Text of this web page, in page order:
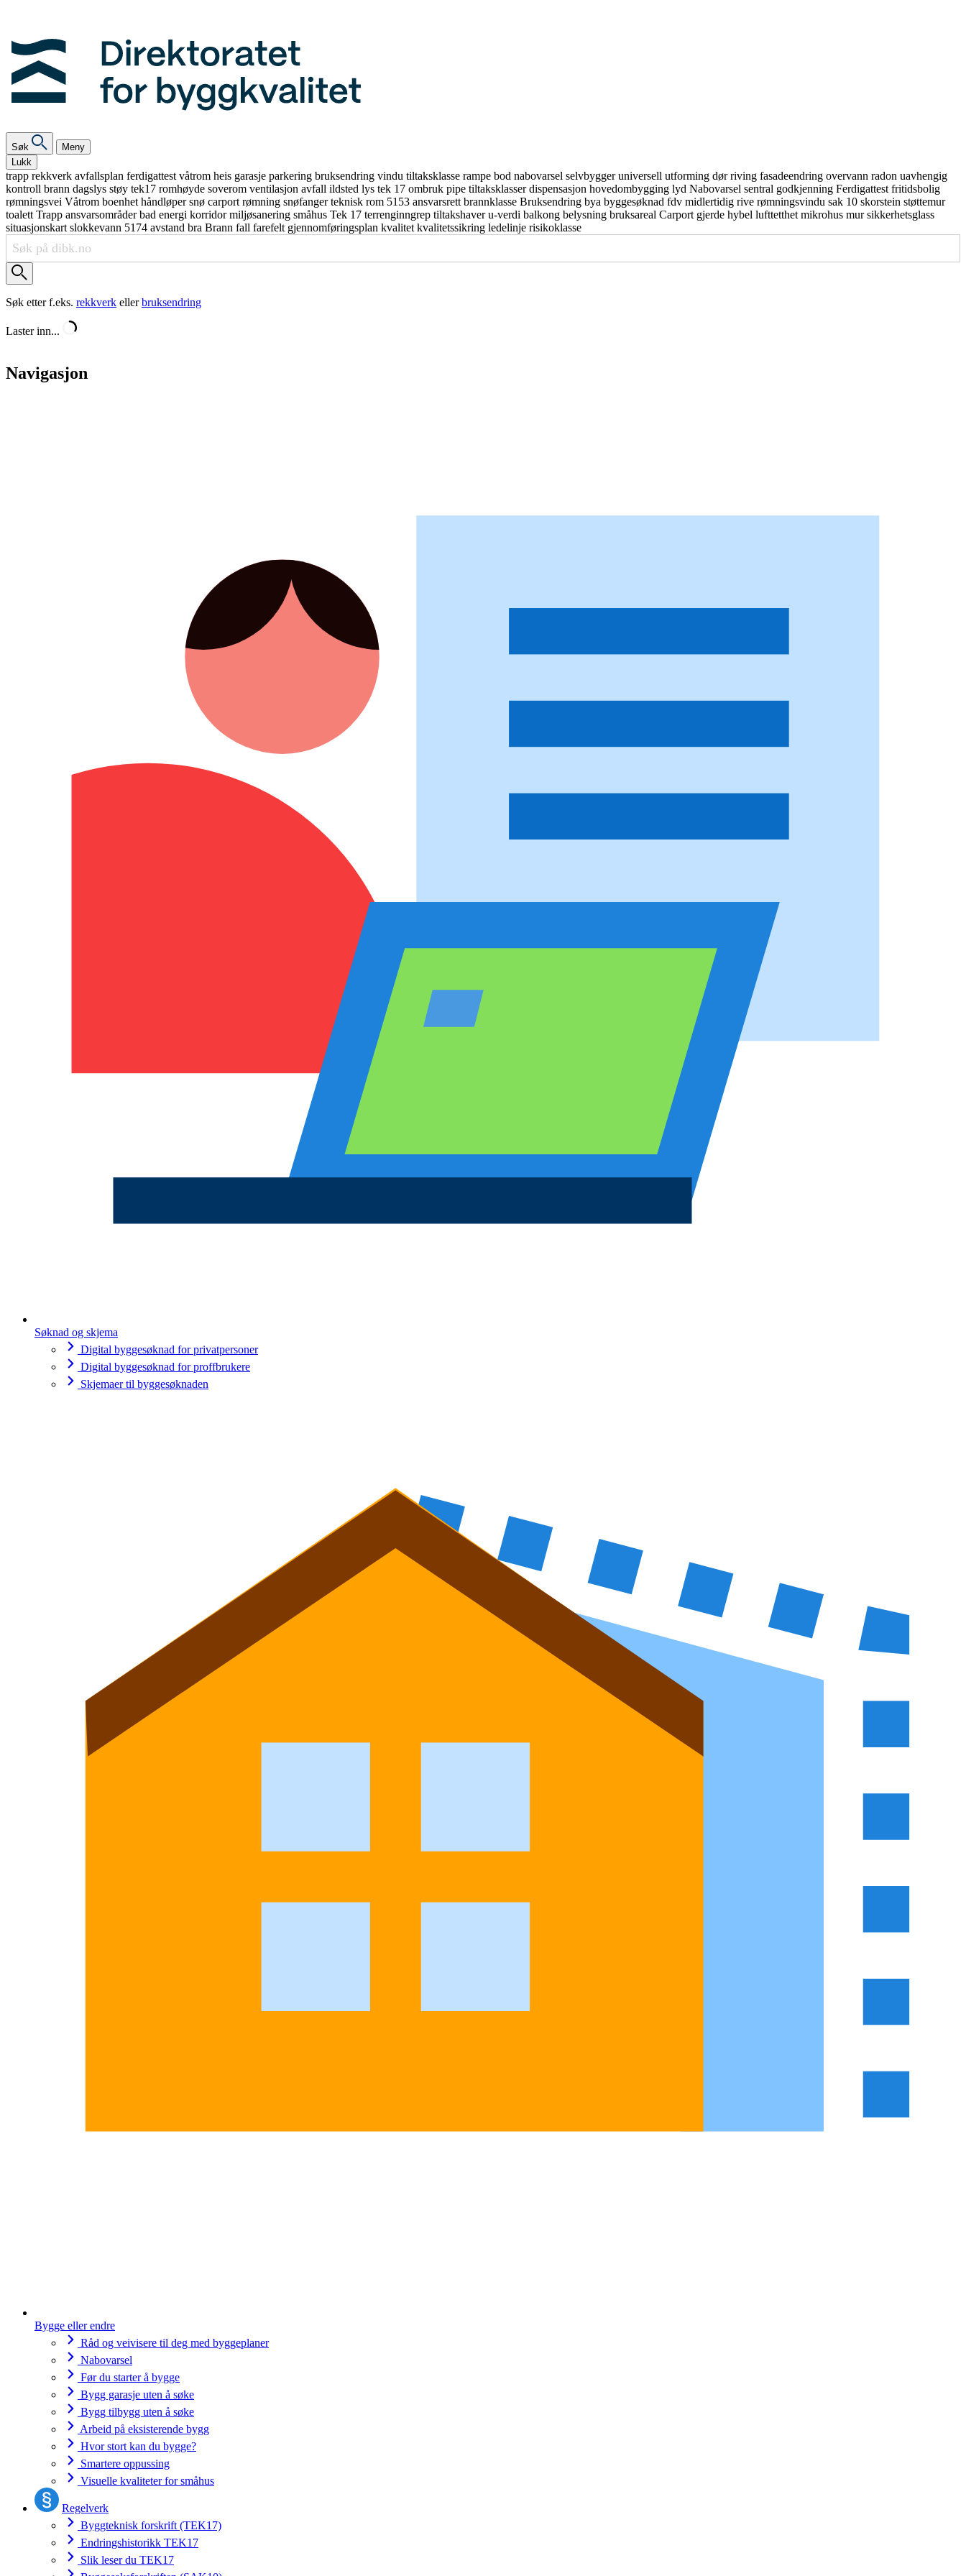
Søk
Meny
Lukk
trapp rekkverk avfallsplan ferdigattest våtrom heis garasje parkering bruksendring vindu tiltaksklasse rampe bod nabovarsel selvbyggeruniversell utforming dørriving fasadeendring overvann radon uavhengig
kontroll brann dagslys støy tek17 romhøyde soverom ventilasjon avfall ildsted lys tek 17 ombruk pipe tiltaksklasserdispensasjon hovedombygging lyd Nabovarsel sentral godkjenning Ferdigattest fritidsbolig
rømningsvei Våtrom boenhet håndløpersnø carport rømning snøfangerteknisk rom 5153 ansvarsrett brannklasse Bruksendring bya byggesøknad fdv midlertidig rive rømningsvindu sak 10 skorstein støttemur
toalett Trapp ansvarsområderbad energi korridormiljøsanering småhus Tek 17 terrenginngrep tiltakshaveru-verdi balkong belysning bruksareal Carport gjerde hybel lufttetthet mikrohus mursikkerhetsglass
situasjonskart slokkevann 5174 avstand bra Brann fall farefelt gjennomføringsplan kvalitet kvalitetssikring ledelinje risikoklasse
Søk etter f.eks. rekkverk ellerbruksendring
Laster inn...
Navigasjon
Søknad og skjema
Digital byggesøknad for privatpersoner
Digital byggesøknad for proffbrukere
Skjemaer til byggesøknaden
Bygge eller endre
Råd og veivisere til deg med byggeplaner
Nabovarsel
Før du starter å bygge
Bygg garasje uten å søke
Bygg tilbygg uten å søke
Arbeid på eksisterende bygg
Hvor stort kan du bygge?
Smartere oppussing
Visuelle kvaliteter for småhus
Regelverk
Byggteknisk forskrift (TEK17)
Endringshistorikk TEK17
Slik leser du TEK17